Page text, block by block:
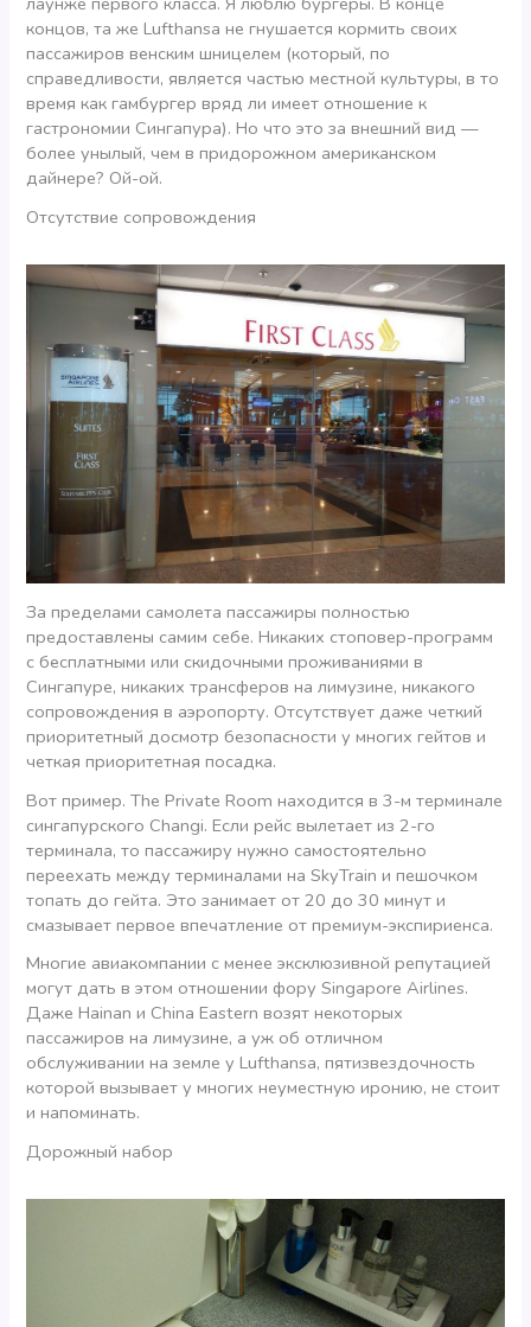
концов, та же Lufthansa не гнушается кормить своих
пассажиров венским шницелем (который, по
справедливости, является частью местной культуры, в то
время как гамбургер вряд ли имеет отношение к
гастрономии Сингапура). Но что это за внешний вид —
более унылый, чем в придорожном американском
дайнере? Ой-ой.
Отсутствие сопровождения
За пределами самолета пассажиры полностью
предоставлены самим себе. Никаких стоповер-программ
с бесплатными или скидочными проживаниями в
Сингапуре, никаких трансферов на лимузине, никакого
сопровождения в аэропорту. Отсутствует даже четкий
приоритетный досмотр безопасности у многих гейтов и
четкая приоритетная посадка.
Вот пример. The Private Room находится в 3-м терминале
сингапурского Changi. Если рейс вылетает из 2-го
терминала, то пассажиру нужно самостоятельно
переехать между терминалами на SkyTrain и пешочком
топать до гейта. Это занимает от 20 до 30 минут и
смазывает первое впечатление от премиум-экспириенса.
Многие авиакомпании с менее эксклюзивной репутацией
могут дать в этом отношении фору Singapore Airlines.
Даже Hainan и China Eastern возят некоторых
пассажиров на лимузине, а уж об отличном
обслуживании на земле у Lufthansa, пятизвездочность
которой вызывает у многих неуместную иронию, не стоит
и напоминать.
Дорожный набор